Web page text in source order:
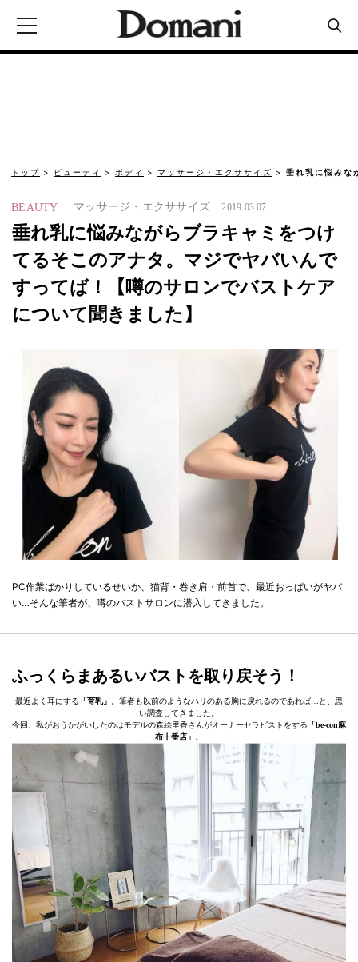
トップ ビューティ ボディ マッサージ・エクササイズ 垂れ乳に悩みな
BEAUTY マッサージ・エクササイズ 2019.03.07
垂れ乳に悩みながらブラキャミをつけ
てるそこのアナタ。マジでヤバいんで
すってば！【噂のサロンでバストケア
について聞きました】
PC作業ばかりしているせいか、猫背・巻き肩・前首で、最近おっぱいがヤバ
い…そんな筆者が、噂のバストサロンに潜入してきました。
ふっくらまあるいバストを取り戻そう！
最近よく耳にする 「育乳」
。筆者も以前のようなハリのある胸に戻れるのであれば…と、思
い調査してきました。
今回、私がおうかがいしたのはモデルの森絵里香さんがオーナーセラピストをする 「be-con麻
布十番店」